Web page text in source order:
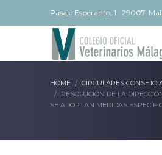
Pasaje Esperanto, 1 · 29007·
HOME
CIRCULARES CONSEJO
RESOLUCIÓN DE LA
SE ADOPTAN MEDIDAS